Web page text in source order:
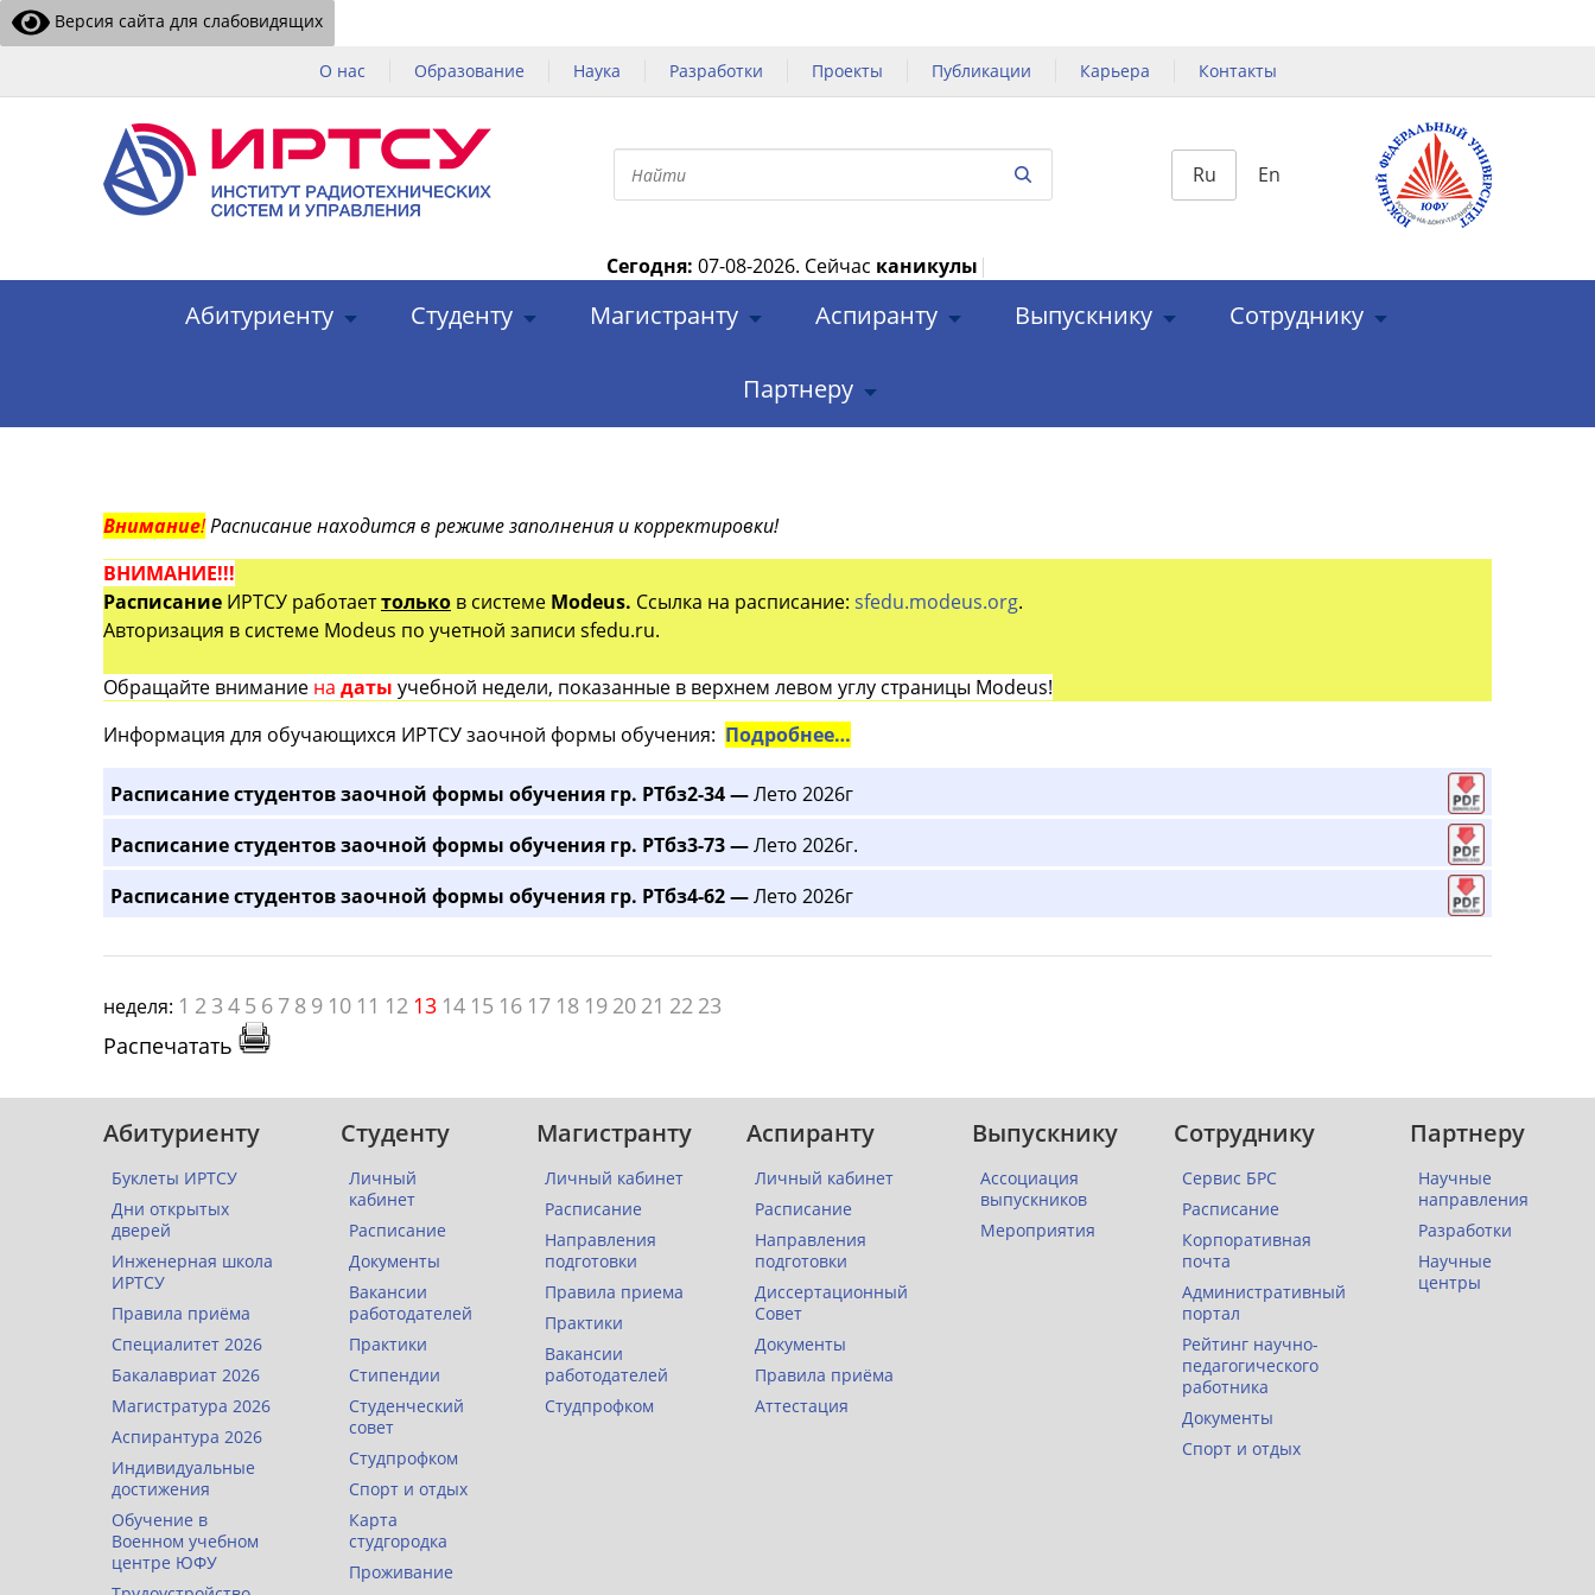
Версия сайта для слабовидящих
О нас Образование Наука Разработки Проекты Публикации Карьера Контакты
Ru En
Сегодня: 07-08-2026. Сейчас каникулы |
Абитуриенту Студенту Магистранту Аспиранту Выпускнику Сотруднику
Партнеру
Внимание!Расписание находится в режиме заполнения и корректировки!
ВНИМАНИЕ!!!
Расписание ИРТСУ работаеттолько в системе Modeus. Ссылка на расписание: sfedu.modeus.org.
Авторизация в системе Modeus по учетной записи sfedu.ru.
Обращайте внимание на даты учебной недели, показанные в верхнем левом углу страницы Modeus!
Информация для обучающихся ИРТСУ заочной формы обучения: Подробнее…
Расписание студентов заочной формы обучения гр. РТбз2-34 —Лето 2026г
Расписание студентов заочной формы обучения гр. РТбз3-73 —Лето 2026г.
Расписание студентов заочной формы обучения гр. РТбз4-62 —Лето 2026г
неделя: 1 2 3 4 5 6 7 8 9 10 11 12 13 14 15 16 17 18 19 20 21 22 23
Распечатать
Абитуриенту
Буклеты ИРТСУ
Дни открытых
дверей
Инженерная школа
ИРТСУ
Правила приёма
Специалитет 2026
Бакалавриат 2026
Магистратура 2026
Аспирантура 2026
Индивидуальные
достижения
Обучение в
Военном учебном
центре ЮФУ
Студенту
Личный
кабинет
Расписание
Документы
Вакансии
работодателей
Практики
Стипендии
Студенческий
совет
Студпрофком
Спорт и отдых
Карта
студгородка
Проживание
Магистранту
Личный кабинет
Расписание
Направления
подготовки
Правила приема
Практики
Вакансии
работодателей
Студпрофком
Аспиранту
Личный кабинет
Расписание
Направления
подготовки
Диссертационный
Совет
Документы
Правила приёма
Аттестация
Выпускнику
Ассоциация
выпускников
Мероприятия
Сотруднику
Сервис БРС
Расписание
Корпоративная
почта
Административный
портал
Рейтинг научно-
педагогического
работника
Документы
Спорт и отдых
Партнеру
Научные
направления
Разработки
Научные
центры